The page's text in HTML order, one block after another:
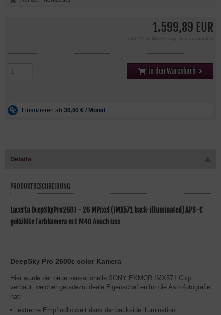
1.599,89 EUR
inkl. 19 % MwSt. zzgl. Versandkosten
In den Warenkorb
Details
PRODUKTBESCHREIBUNG
Lacerta DeepSkyPro2600 - 26 MPixel (IMX571 back-illuminated) APS-C
gekühlte Farbkamera mit M48 Anschluss
DeepSky Pro 2600c color Kamera
Hier wurde der neue sensationelle SONY EXMOR IMX571 Chip
verbaut, welcher geradezu ideale Eigenschaften für die Astrofotografie
hat:
extreme Empfindlichkeit dank der backside illumination